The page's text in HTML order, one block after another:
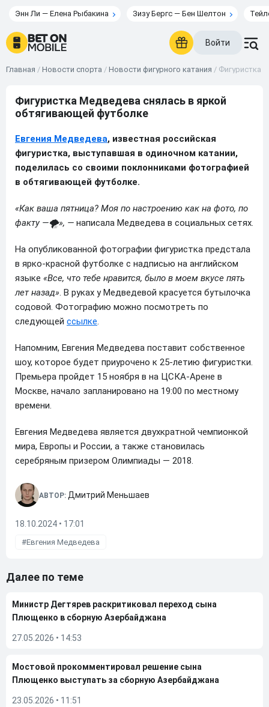
Энн Ли — Елена Рыбакина Зизу Бергс — Бен Шелтон
Войти
Главная / Новости спорта / Новости фигурного катания / Фигуристка
Фигуристка Медведева снялась в яркой
обтягивающей футболке
Евгения Медведева, известная российская
фигуристка, выступавшая в одиночном катании,
поделилась со своими поклонниками фотографией
в обтягивающей футболке.
«Как ваша пятница? Моя по настроению как на фото, по
факту —🌪», — написала Медведева в социальных сетях.
На опубликованной фотографии фигуристка предстала
в ярко-красной футболке с надписью на английском
языке «Все, что тебе нравится, было в моем вкусе пять
лет назад». В руках у Медведевой красуется бутылочка
содовой. Фотографию можно посмотреть по
следующей ссылке.
Напомним, Евгения Медведева поставит собственное
шоу, которое будет приурочено к 25-летию фигуристки.
Премьера пройдет 15 ноября в на ЦСКА-Арене в
Москве, начало запланировано на 19:00 по местному
времени.
Евгения Медведева является двухкратной чемпионкой
мира, Европы и России, а также становилась
серебряным призером Олимпиады — 2018.
АВТОР: Дмитрий Меньшаев
18.10.2024 • 17:01
Евгения Медведева
Далее по теме
Министр Дегтярев раскритиковал переход сына
Плющенко в сборную Азербайджана
27.05.2026 • 14:53
Мостовой прокомментировал решение сына
Плющенко выступать за сборную Азербайджана
23.05.2026 • 11:51